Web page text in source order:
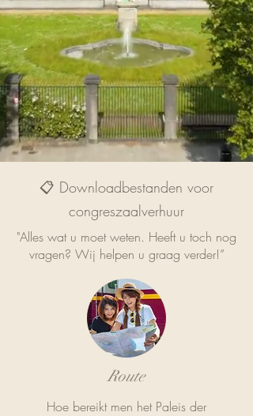
📋 Downloadbestanden voor
congreszaalverhuur
"Alles wat u moet weten. Heeft u toch nog
vragen? Wij helpen u graag verder!”
Route
Hoe bereikt men het Paleis der